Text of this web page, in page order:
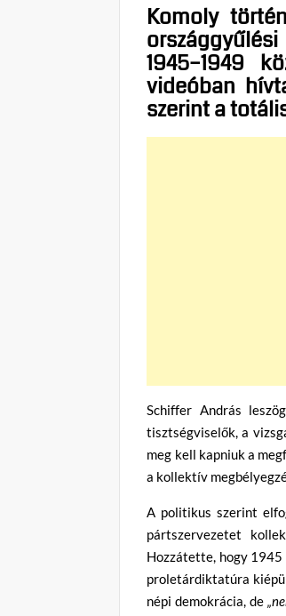
Komoly
1945–1949
videóban
szerint a
Schiffer András
tisztségviselők, a
meg kell kapniuk a
a kollektív
A politikus szerint
pártszervezetet
Hozzátette, hogy
proletárdiktatúra
népi demokrácia, de